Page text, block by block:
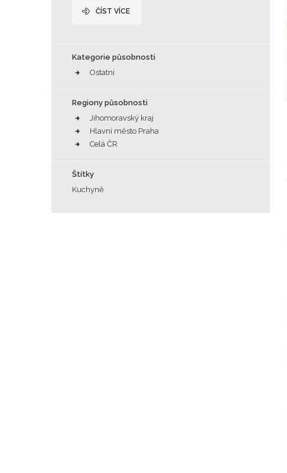
ČÍST VÍCE
Kategorie působnosti
Ostatní
Regiony působnosti
Jihomoravský kraj
Hlavní město Praha
Celá ČR
Štítky
Kuchyně